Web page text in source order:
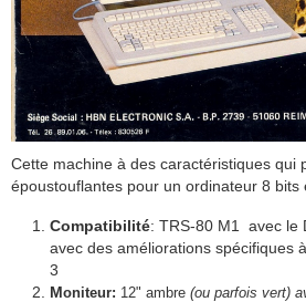
Cette machine à des caractéristiques qui
époustouflantes pour un ordinateur 8 bits
Compatibilité: TRS-80 M1 avec le
avec des améliorations spécifiques
3
Moniteur: 12" ambre (ou parfois vert)